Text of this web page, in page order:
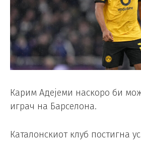
Карим Адејеми наскоро би
играч на Барселона.
Каталонскиот клуб постигна